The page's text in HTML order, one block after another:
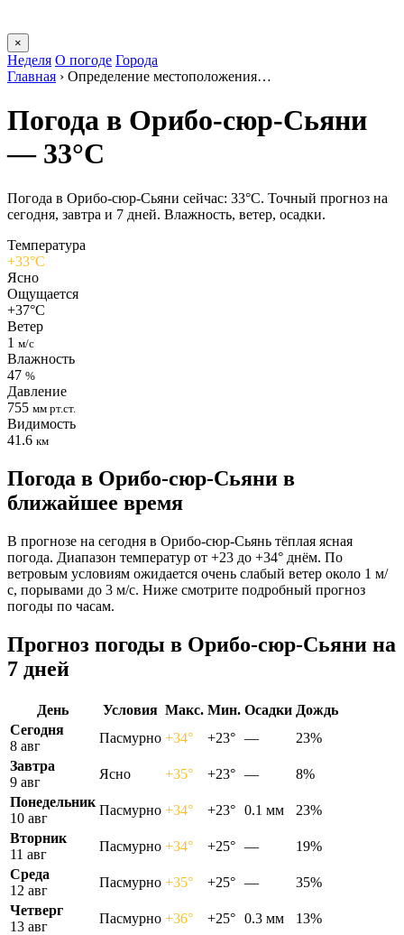
×
Неделя О погоде Города
Главная › Определение местоположения…
Погода в Орибо-сюр-Сьяни
— 33°C
Погода в Орибо-сюр-Сьяни сейчас: 33°C. Точный прогноз на
сегодня, завтра и 7 дней. Влажность, ветер, осадки.
Температура
+33°C
Ясно
Ощущается
+37°C
Ветер
1 м/с
Влажность
47 %
Давление
755 мм рт.ст.
Видимость
41.6 км
Погода в Орибо-сюр-Сьяни в
ближайшее время
В прогнозе на сегодня в Орибо-сюр-Сьянь тёплая ясная
погода. Диапазон температур от +23 до +34° днём. По
ветровым условиям ожидается очень слабый ветер около 1 м/
с, порывами до 3 м/с. Ниже смотрите подробный прогноз
погоды по часам.
Прогноз погоды в Орибо-сюр-Сьяни на
7 дней
День Условия Макс. Мин. Осадки Дождь
Сегодня
8 авг
Пасмурно +34° +23° —
23%
Завтра
9 авг
Ясно +35° +23° —
8%
Понедельник
10 авг
Пасмурно +34° +23° 0.1 мм
23%
Вторник
11 авг
Пасмурно +34° +25° —
19%
Среда
12 авг
Пасмурно +35° +25° —
35%
Четверг
13 авг
Пасмурно +36° +25° 0.3 мм
13%